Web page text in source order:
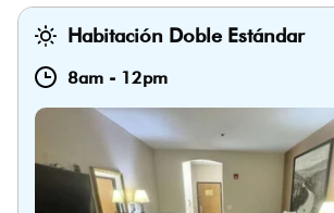
Habitación Doble Estándar
8am - 12pm